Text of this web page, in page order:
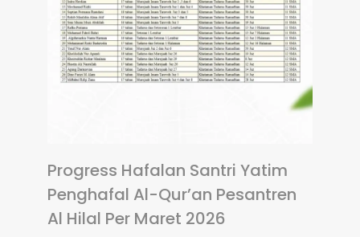
Progress Hafalan Santri Yatim
Penghafal Al-Qur’an Pesantren
Al Hilal Per Maret 2026